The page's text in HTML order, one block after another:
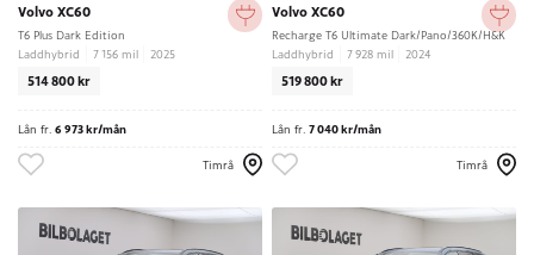
Volvo XC60
T6 Plus Dark Edition
Laddhybrid
7 156 mil 2025
514 800 kr
Lån fr. 6 973 kr/mån
Timrå
Volvo XC60
Recharge T6 Ultimate Dark/Pano/360K/H&K
Laddhybrid
7 928 mil 2024
519 800 kr
Lån fr. 7 040 kr/mån
Timrå